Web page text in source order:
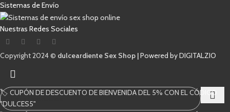
Sistemas de Envío
Nuestras Redes Sociales
Copyright 2024 © dulceardiente Sex Shop |Powered by DIGITALZIO
🏷️ CUPÓN DE DESCUENTO DE BIENVENIDA DEL 5% CON EL CÓDIGO
"DULCES5"